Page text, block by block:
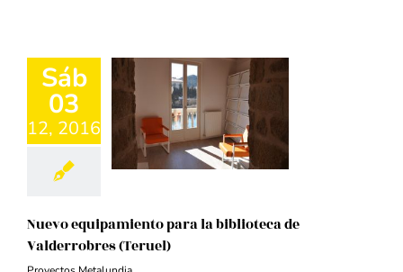
Sáb
03
12, 2016
Valderrobres (Teruel)
Nuevo equipamiento para la biblioteca de
Valderrobres (Teruel)